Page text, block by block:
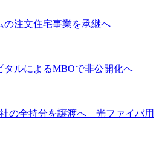
の注文住宅事業を承継へ
タルによるMBOで非公開化へ
の全持分を譲渡へ 光ファイバ用